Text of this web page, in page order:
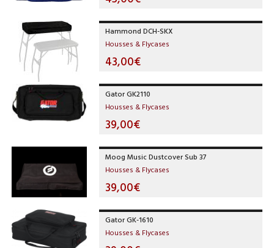
Hammond DCH-SKX
Housses & Flycases
43,00€
Gator GK2110
Housses & Flycases
39,00€
Moog Music Dustcover Sub 37
Housses & Flycases
39,00€
Gator GK-1610
Housses & Flycases